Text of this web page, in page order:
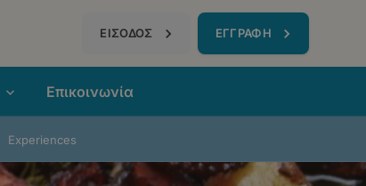
ΕΙΣΟΔΟΣ ΕΓΓΡΑΦΗ
Experiences
Επικοινωνία